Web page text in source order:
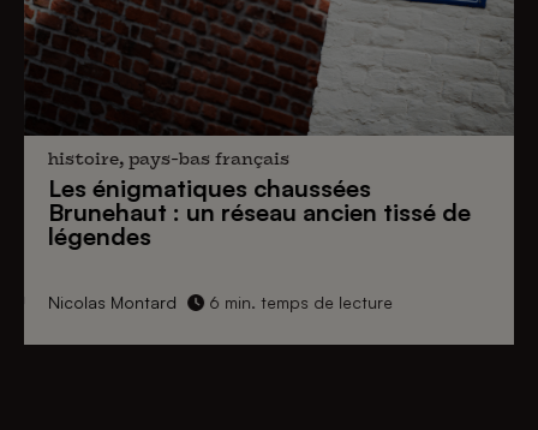
histoire, pays-bas français
Les énigmatiques chaussées
Brunehaut : un réseau ancien tissé de
légendes
Nicolas Montard 6 min. temps de lecture